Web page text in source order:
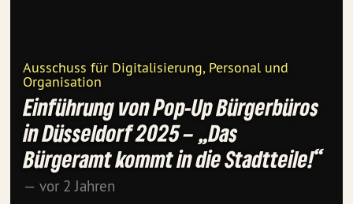
Ausschuss für Digitalisierung, Personal und
Organisation
Einführung von Pop-Up Bürgerbüros
in Düsseldorf 2025 – „Das
Bürgeramt kommt in die Stadtteile!“
— vor 2 Jahren